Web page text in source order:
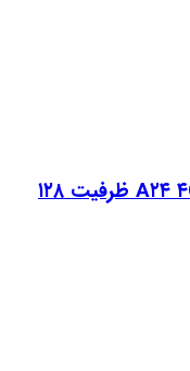
گوشی موبایل سامسونگ گلکسی A۲۴ ۴G ظرفیت ۱۲۸